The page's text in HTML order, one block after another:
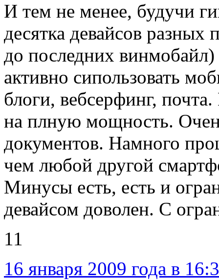
И тем не менее, будучи
десятка девайсов
до последних
активно сипользовать
блоги, вебсерфинг,
на плную мощность.
документов. Намного
чем любой другой
Минусы есть, есть и
девайсом доволен. С
11
16 января 2009 года в